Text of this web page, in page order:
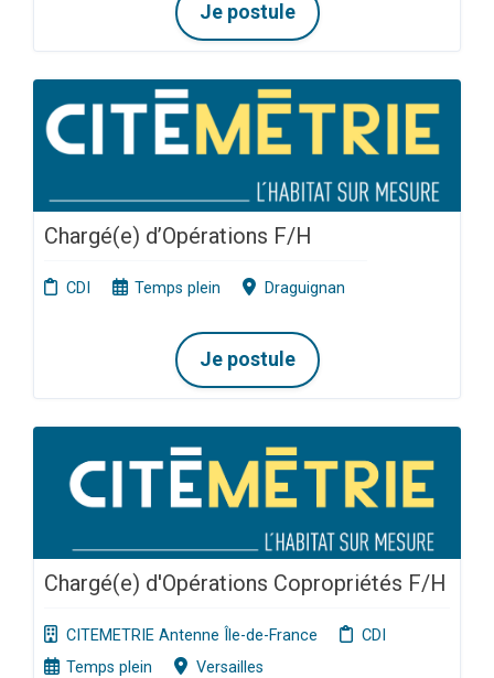
Je postule
Chargé(e) d’Opérations F/H
CDI Temps plein Draguignan
Je postule
Chargé(e) d'Opérations Copropriétés F/H
CITEMETRIE Antenne Île-de-France
CDI
Temps plein
Versailles